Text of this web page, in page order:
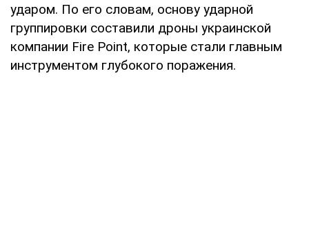
ударом. По его словам, основу ударной
группировки составили дроны украинской
компании Fire Point, которые стали главным
инструментом глубокого поражения.